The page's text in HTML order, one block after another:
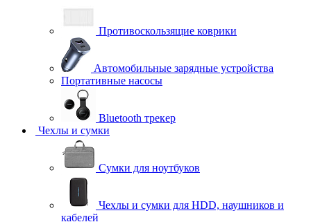
Противоскользящие коврики
Автомобильные зарядные устройства
Портативные насосы
Bluetooth трекер
Чехлы и сумки
Сумки для ноутбуков
Чехлы и сумки для HDD, наушников и
кабелей